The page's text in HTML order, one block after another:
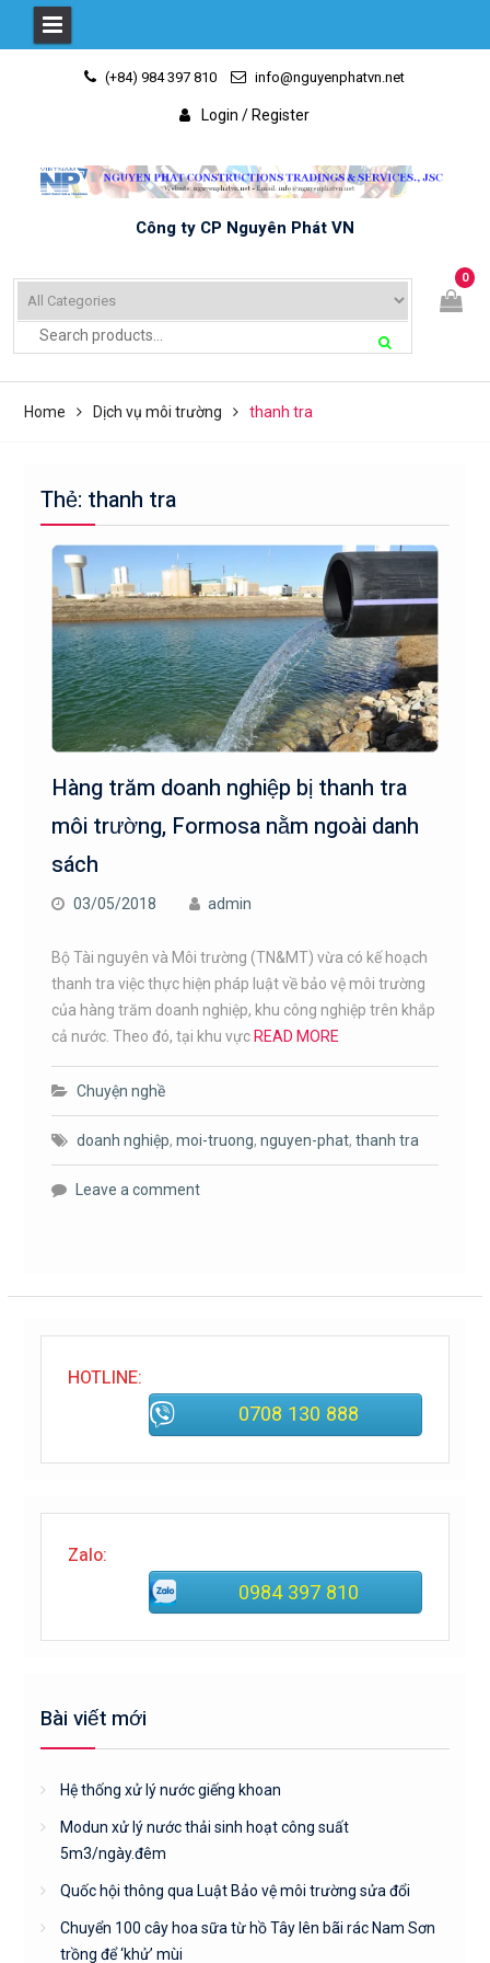
(+84) 984 397 810 info@nguyenphatvn.net
Login / Register
Công ty CP Nguyên Phát VN
0
Home Dịch vụ môi trường thanh tra
Thẻ: thanh tra
Hàng trăm doanh nghiệp bị thanh tra
môi trường, Formosa nằm ngoài danh
sách
03/05/2018 admin
Bộ Tài nguyên và Môi trường (TN&MT) vừa có kế hoạch
thanh tra việc thực hiện pháp luật về bảo vệ môi trường
của hàng trăm doanh nghiệp, khu công nghiệp trên khắp
cả nước. Theo đó, tại khu vực READ MORE
Chuyện nghề
doanh nghiệp, moi-truong, nguyen-phat, thanh tra
Leave a comment
HOTLINE:
0708 130 888
Zalo:
0984 397 810
Bài viết mới
Hệ thống xử lý nước giếng khoan
Modun xử lý nước thải sinh hoạt công suất
5m3/ngày.đêm
Quốc hội thông qua Luật Bảo vệ môi trường sửa đổi
Chuyển 100 cây hoa sữa từ hồ Tây lên bãi rác Nam Sơn
trồng để ‘khử’ mùi